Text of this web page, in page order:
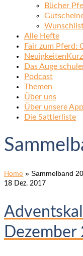
Bücher
Alle Hefte
Fair zum Pferd:
Neuigkeiten
Das Auge
Podcast
Themen
Über uns
Über unsere App
Die Sattlerliste
Home » Sammelband
18 Dez. 2017
Dezember